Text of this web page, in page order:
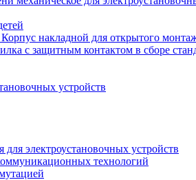
Корпус накладной для открытого
с защитным контактом в сборе
устройств
для электроустановочных устройств
технологий